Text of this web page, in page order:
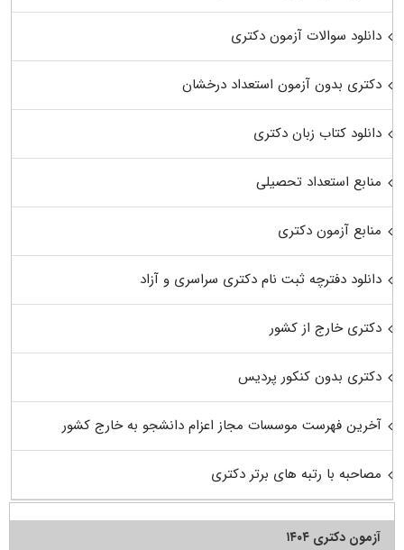
دانلود سوالات آزمون دکتری
دکتری بدون آزمون استعداد درخشان
دانلود کتاب زبان دکتری
منابع استعداد تحصیلی
منابع آزمون دکتری
دانلود دفترچه ثبت نام دکتری سراسری و آزاد
دکتری خارج از کشور
دکتری بدون کنکور پردیس
آخرین فهرست موسسات مجاز اعزام دانشجو به خارج کشور
مصاحبه با رتبه های برتر دکتری
آزمون دکتری ۱۴۰۴